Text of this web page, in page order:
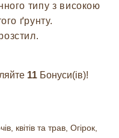
типу з високою
ґрунту.
11 Бонуси(ів)!
квітів та трав, Огірок,